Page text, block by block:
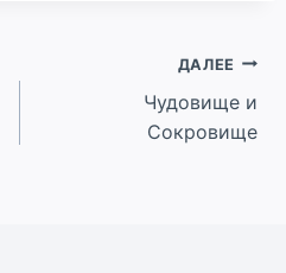
ДАЛЕЕ
Чудовище и
Сокровище